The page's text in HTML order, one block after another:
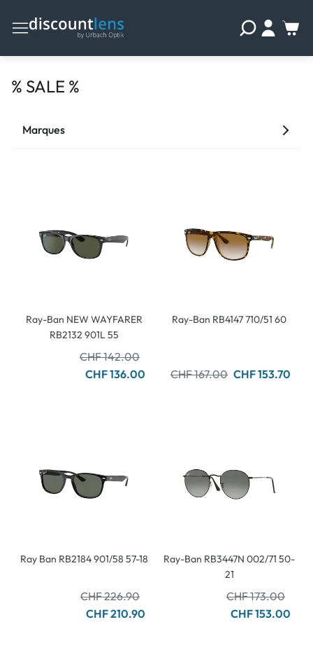
% SALE %
Marques
Ray-Ban NEW WAYFARER
RB2132 901L 55
CHF 142.00
CHF 136.00
Ray-Ban RB4147 710/51 60
CHF 167.00 CHF 153.70
Ray Ban RB2184 901/58 57-18
CHF 226.90
CHF 210.90
Ray-Ban RB3447N 002/71 50-
21
CHF 173.00
CHF 153.00